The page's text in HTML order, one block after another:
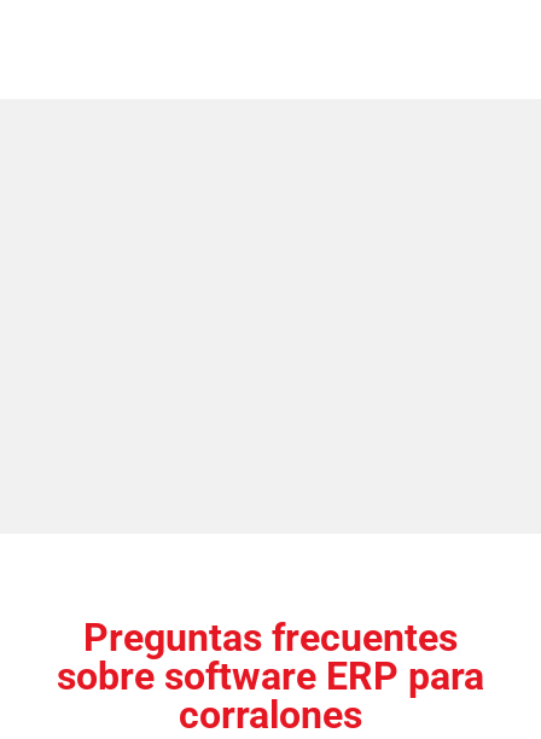
Preguntas frecuentes
sobre software ERP para
corralones